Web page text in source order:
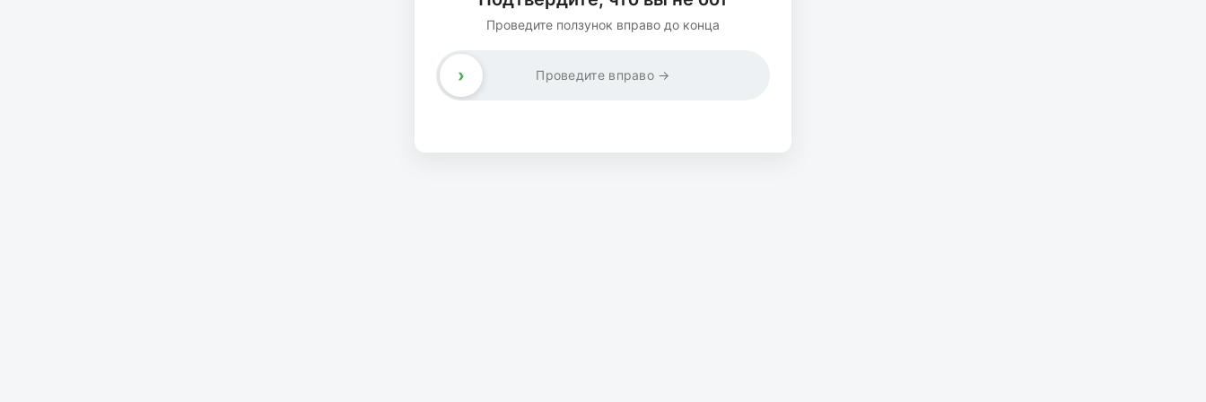
Проведите ползунок вправо до конца
Проведите вправо →
›